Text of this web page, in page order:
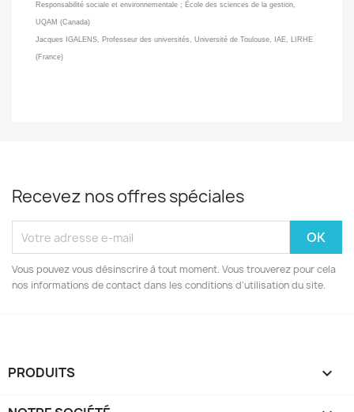
Responsabilité sociale et environnementale ; École des sciences de la gestion,
UQAM (Canada)
Jacques IGALENS, Professeur des universités, Université de Toulouse, IAE, LIRHE
(France)
Recevez nos offres spéciales
Vous pouvez vous désinscrire à tout moment. Vous trouverez pour cela
nos informations de contact dans les conditions d'utilisation du site.
PRODUITS 